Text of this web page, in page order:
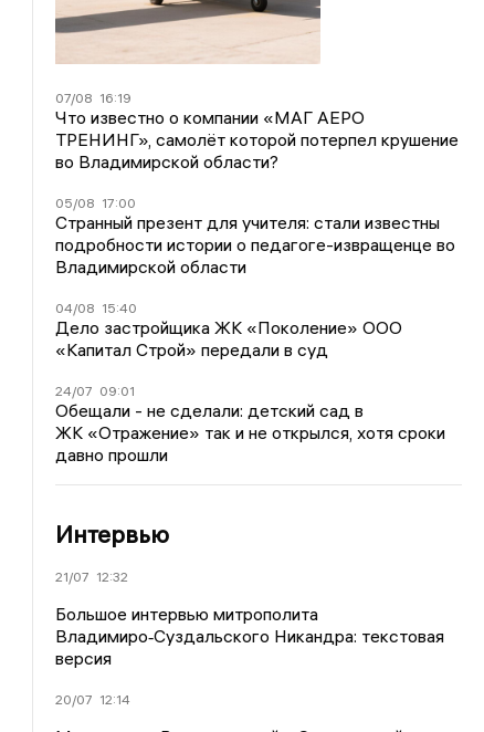
07/08 16:19
Что известно о компании «МАГ АЕРО
ТРЕНИНГ», самолёт которой потерпел крушение
во Владимирской области?
05/08 17:00
Странный презент для учителя: стали известны
подробности истории о педагоге-извращенце во
Владимирской области
04/08 15:40
Дело застройщика ЖК «Поколение» ООО
«Капитал Строй» передали в суд
24/07 09:01
Обещали - не сделали: детский сад в
ЖК «Отражение» так и не открылся, хотя сроки
давно прошли
Интервью
21/07 12:32
Большое интервью митрополита
Владимиро‑Суздальского Никандра: текстовая
версия
20/07 12:14